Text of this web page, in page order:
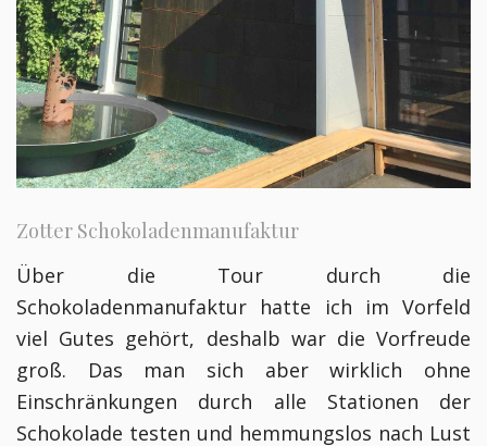
Zotter Schokoladenmanufaktur
Über die Tour durch die
Schokoladenmanufaktur hatte ich im Vorfeld
viel Gutes gehört, deshalb war die Vorfreude
groß. Das man sich aber wirklich ohne
Einschränkungen durch alle Stationen der
Schokolade testen und hemmungslos nach Lust